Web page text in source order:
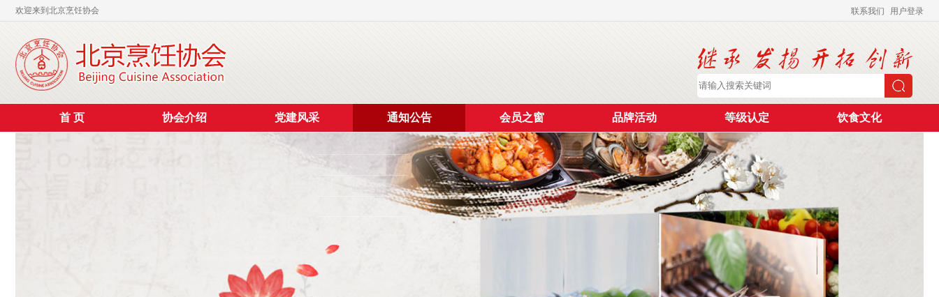
欢迎来到北京烹饪协会 联系我们 用户登录
首 页 协会介绍 党建风采 通知公告 会员之窗 品牌活动 等级认定 饮食文化